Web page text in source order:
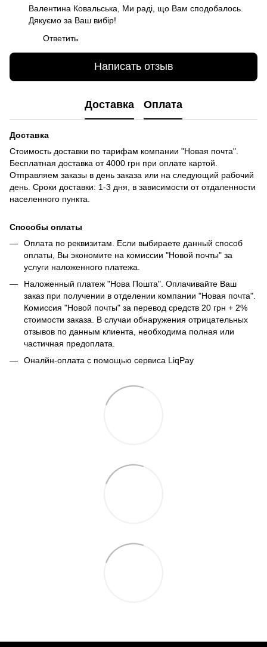
Валентина Ковальська, Ми раді, що Вам сподобалось.
Дякуємо за Ваш вибір!
Ответить
Написать отзыв
Доставка Оплата
Доставка
Стоимость доставки по тарифам компании "Новая почта".
Бесплатная доставка от 4000 грн при оплате картой.
Отправляем заказы в день заказа или на следующий рабочий
день. Сроки доставки: 1-3 дня, в зависимости от отдаленности
населенного пункта.
Способы оплаты
Оплата по реквизитам. Если выбираете данный способ
оплаты, Вы экономите на комиссии "Новой почты" за
услуги наложенного платежа.
Наложенный платеж "Нова Пошта". Оплачивайте Ваш
заказ при получении в отделении компании "Новая почта".
Комиссия "Новой почты" за перевод средств 20 грн + 2%
стоимости заказа. В случаи обнаружения отрицательных
отзывов по данным клиента, необходима полная или
частичная предоплата.
Оналйн-оплата с помощью сервиса LiqPay